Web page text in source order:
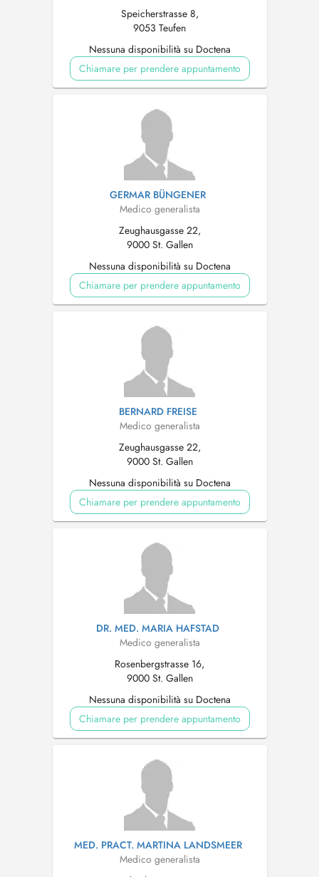
Speicherstrasse 8,
9053 Teufen
Nessuna disponibilità su Doctena
Chiamare per prendere appuntamento
GERMAR BÜNGENER
Medico generalista
Zeughausgasse 22,
9000 St. Gallen
Nessuna disponibilità su Doctena
Chiamare per prendere appuntamento
BERNARD FREISE
Medico generalista
Zeughausgasse 22,
9000 St. Gallen
Nessuna disponibilità su Doctena
Chiamare per prendere appuntamento
DR. MED. MARIA HAFSTAD
Medico generalista
Rosenbergstrasse 16,
9000 St. Gallen
Nessuna disponibilità su Doctena
Chiamare per prendere appuntamento
MED. PRACT. MARTINA LANDSMEER
Medico generalista